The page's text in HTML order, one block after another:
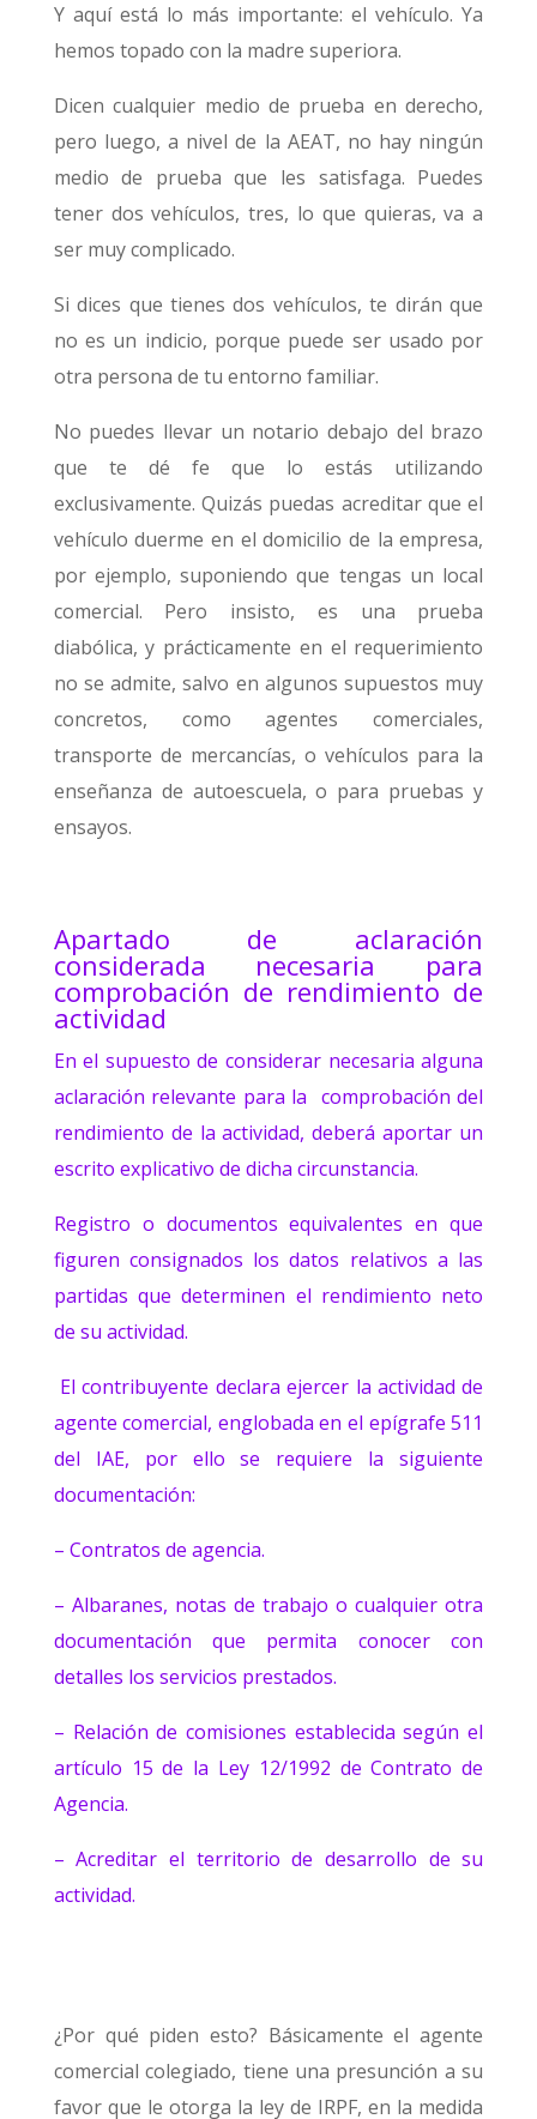
Y aquí está lo más importante: el vehículo. Ya
hemos topado con la madre superiora.
Dicen cualquier medio de prueba en derecho,
pero luego, a nivel de la AEAT, no hay ningún
medio de prueba que les satisfaga. Puedes
tener dos vehículos, tres, lo que quieras, va a
ser muy complicado.
Si dices que tienes dos vehículos, te dirán que
no es un indicio, porque puede ser usado por
otra persona de tu entorno familiar.
No puedes llevar un notario debajo del brazo
que te dé fe que lo estás utilizando
exclusivamente. Quizás puedas acreditar que el
vehículo duerme en el domicilio de la empresa,
por ejemplo, suponiendo que tengas un local
comercial. Pero insisto, es una prueba
diabólica, y prácticamente en el requerimiento
no se admite, salvo en algunos supuestos muy
concretos, como agentes comerciales,
transporte de mercancías, o vehículos para la
enseñanza de autoescuela, o para pruebas y
ensayos.
Apartado de aclaración
considerada necesaria para
comprobación de rendimiento de
actividad
En el supuesto de considerar necesaria alguna
aclaración relevante para la comprobación del
rendimiento de la actividad, deberá aportar un
escrito explicativo de dicha circunstancia.
Registro o documentos equivalentes en que
figuren consignados los datos relativos a las
partidas que determinen el rendimiento neto
de su actividad.
El contribuyente declara ejercer la actividad de
agente comercial, englobada en el epígrafe 511
del IAE, por ello se requiere la siguiente
documentación:
– Contratos de agencia.
– Albaranes, notas de trabajo o cualquier otra
documentación que permita conocer con
detalles los servicios prestados.
– Relación de comisiones establecida según el
artículo 15 de la Ley 12/1992 de Contrato de
Agencia.
– Acreditar el territorio de desarrollo de su
actividad.
¿Por qué piden esto? Básicamente el agente
comercial colegiado, tiene una presunción a su
favor que le otorga la ley de IRPF, en la medida